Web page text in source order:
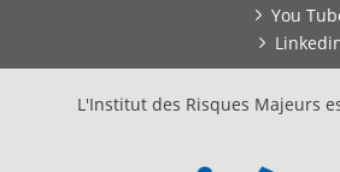
You
L'Institut des Risques Majeurs